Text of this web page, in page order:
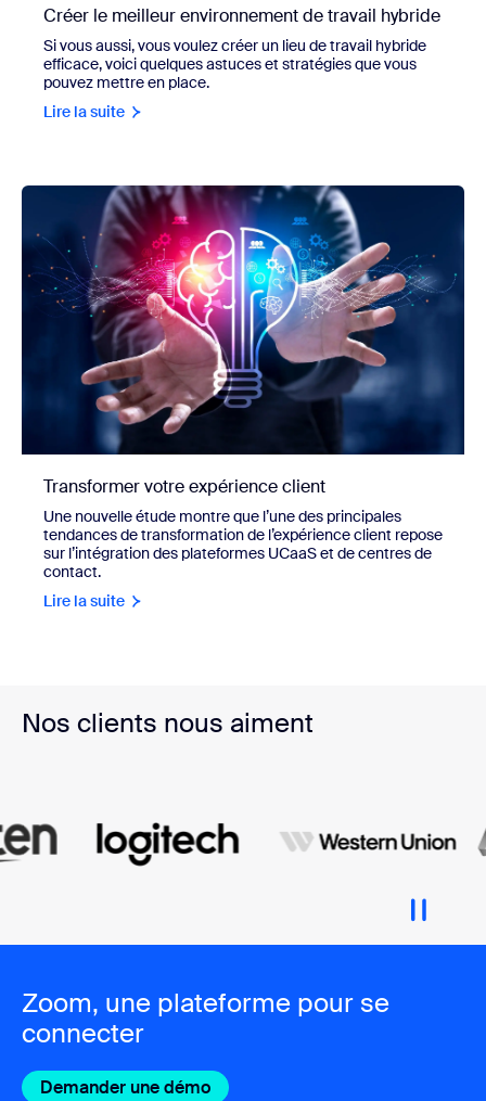
Créer le meilleur environnement de travail hybride
Si vous aussi, vous voulez créer un lieu de travail hybride
efficace, voici quelques astuces et stratégies que vous
pouvez mettre en place.
Lire la suite
Transformer votre expérience client
Une nouvelle étude montre que l’une des principales
tendances de transformation de l’expérience client repose
sur l’intégration des plateformes UCaaS et de centres de
contact.
Lire la suite
Nos clients nous aiment
Zoom, une plateforme pour se
connecter
Demander une démo